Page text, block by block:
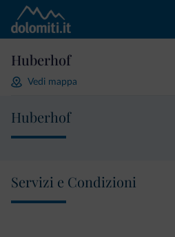
Huberhof
Vedi mappa
Huberhof
Servizi e Condizioni